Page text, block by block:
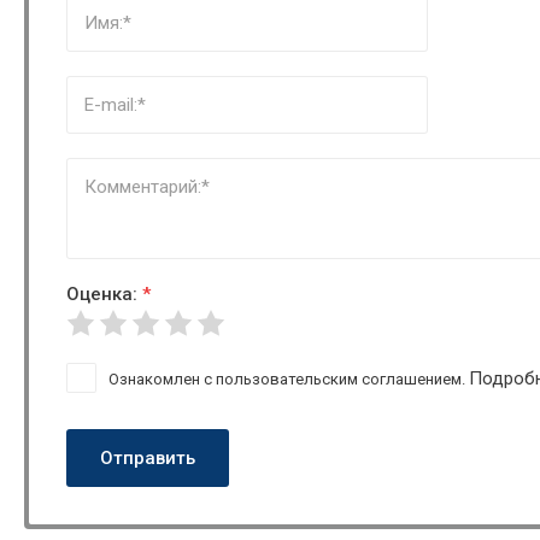
Оценка: *
Ознакомлен с пользовательским соглашением.
Отправить